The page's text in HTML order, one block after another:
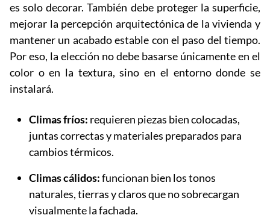
es solo decorar. También debe proteger la superficie,
mejorar la percepción arquitectónica de la vivienda y
mantener un acabado estable con el paso del tiempo.
Por eso, la elección no debe basarse únicamente en el
color o en la textura, sino en el entorno donde se
instalará.
Climas fríos: requieren piezas bien colocadas,
juntas correctas y materiales preparados para
cambios térmicos.
Climas cálidos:funcionan bien los tonos
naturales, tierras y claros que no sobrecargan
visualmente la fachada.